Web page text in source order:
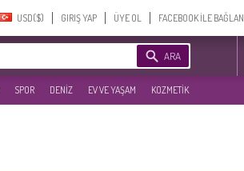
USD($)‎ GIRIŞ YAP ÜYE OL FACEBOOK İLE BAĞLAN
ARA
SPOR DENİZ EV VE YAŞAM KOZMETİK